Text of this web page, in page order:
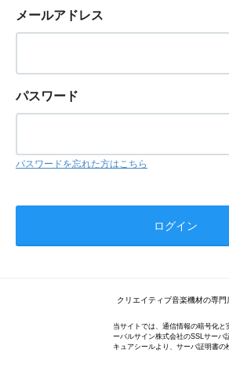
メールアドレス
パスワード
パスワードを忘れた方はこちら
クリエイティブ音楽機材の専門
当サイトでは、通信情報の暗号化
ーバルサイン株式会社のSSLサーバ
キュアシールより、サーバ証明書の